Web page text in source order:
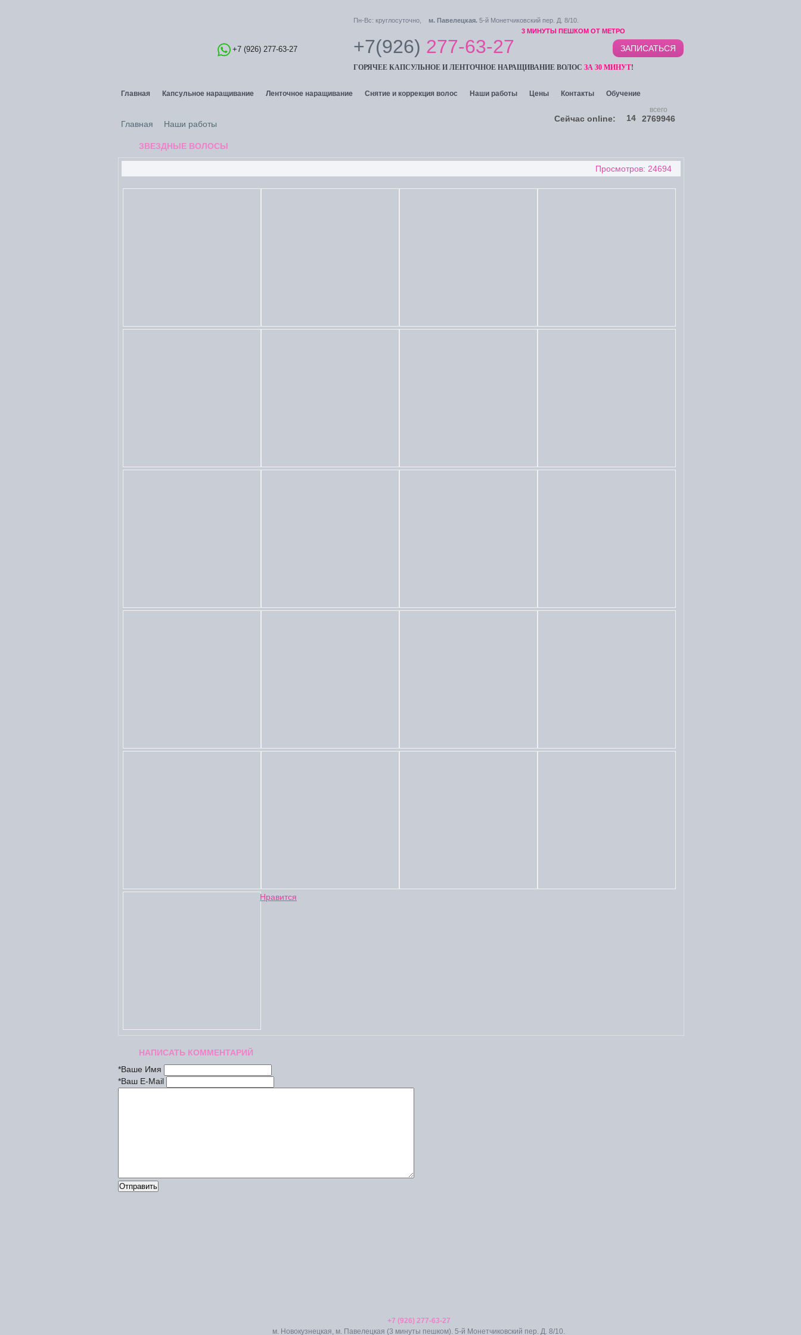
Пн-Вс: круглосуточно, м. Павелецкая.5-й Монетчиковский пер. Д. 8/10.
3 МИНУТЫ ПЕШКОМ ОТ МЕТРО
+7(926) 277-63-27
ГОРЯЧЕЕ КАПСУЛЬНОЕ И ЛЕНТОЧНОЕ НАРАЩИВАНИЕ ВОЛОС ЗА 30 МИНУТ!
+7 (926) 277-63-27
Главная Капсульное наращивание Ленточное наращивание Снятие и коррекция волос Наши работы Цены Контакты Обучение
Сейчас online: 14
всего
2769946
ЗАПИСАТЬСЯ
Главная Наши работы
ЗВЕЗДНЫЕ ВОЛОСЫ
Просмотров: 24694
Нравится
НАПИСАТЬ КОММЕНТАРИЙ
*Ваше Имя
*Ваш E-Mail
+7 (926) 277-63-27
м. Новокузнецкая, м. Павелецкая (3 минуты пешком). 5-й Монетчиковский пер. Д. 8/10.